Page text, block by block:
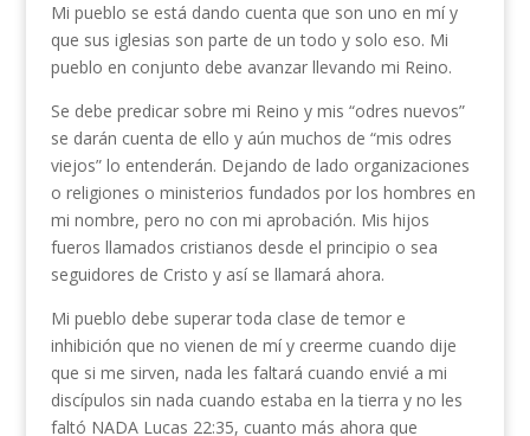
Mi pueblo se está dando cuenta que son uno en mí y
que sus iglesias son parte de un todo y solo eso. Mi
pueblo en conjunto debe avanzar llevando mi Reino.
Se debe predicar sobre mi Reino y mis “odres nuevos”
se darán cuenta de ello y aún muchos de “mis odres
viejos” lo entenderán. Dejando de lado organizaciones
o religiones o ministerios fundados por los hombres en
mi nombre, pero no con mi aprobación. Mis hijos
fueros llamados cristianos desde el principio o sea
seguidores de Cristo y así se llamará ahora.
Mi pueblo debe superar toda clase de temor e
inhibición que no vienen de mí y creerme cuando dije
que si me sirven, nada les faltará cuando envié a mi
discípulos sin nada cuando estaba en la tierra y no les
faltó NADA Lucas 22:35, cuanto más ahora que